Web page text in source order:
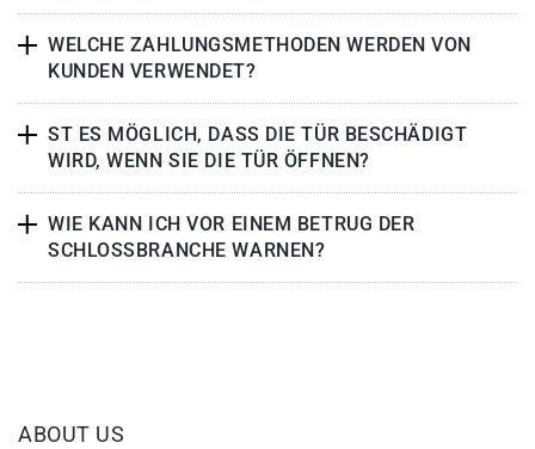
WELCHE ZAHLUNGSMETHODEN WERDEN VON
KUNDEN VERWENDET?
ST ES MÖGLICH, DASS DIE TÜR BESCHÄDIGT
WIRD, WENN SIE DIE TÜR ÖFFNEN?
WIE KANN ICH VOR EINEM BETRUG DER
SCHLOSSBRANCHE WARNEN?
ABOUT US